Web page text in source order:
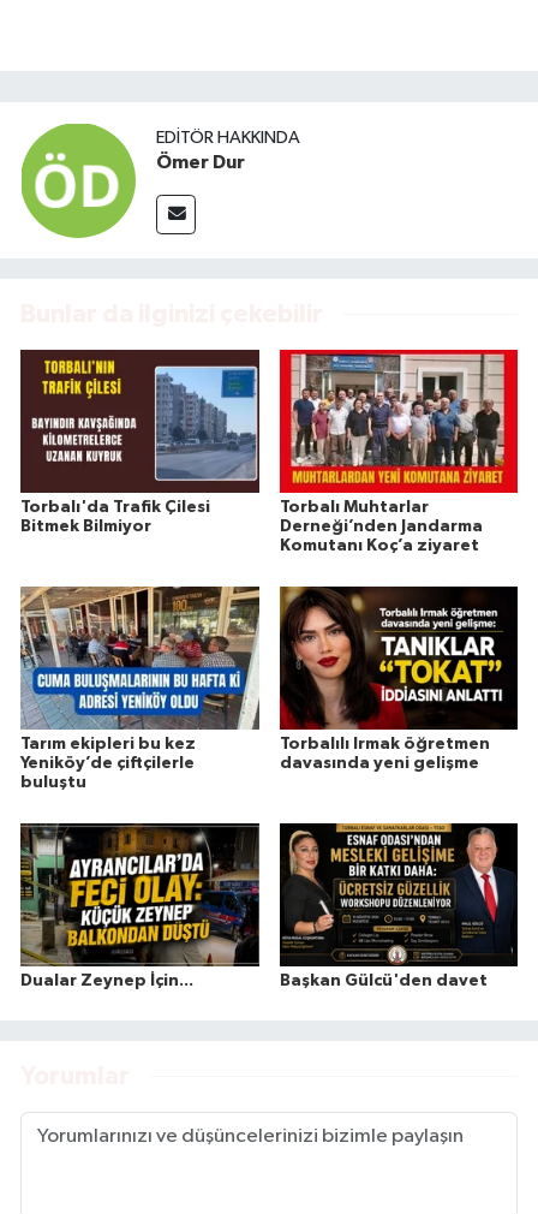
EDITÖR HAKKINDA
Ömer Dur
Torbalı'da Trafik Çilesi
Bitmek Bilmiyor
Torbalı Muhtarlar
Derneği’nden Jandarma
Komutanı Koç’a ziyaret
Tarım ekipleri bu kez
Yeniköy’de çiftçilerle
buluştu
Torbalılı Irmak öğretmen
davasında yeni gelişme
Dualar Zeynep İçin... Başkan Gülcü'den davet